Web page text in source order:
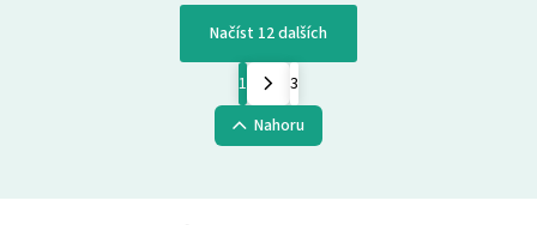
Načíst 12 dalších
1
3
Nahoru